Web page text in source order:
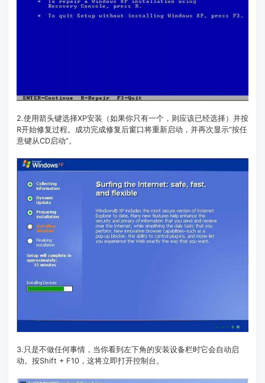
2.使用箭头键选择XP安装（如果你只有一个，则应该已经选择）并按
R开始修复过程。成功完成修复后窗口将重新启动，并再次显示“按任
意键从CD启动”。
3.只是不做任何事情，当你看到左下角的安装设备栏时它会自动启
动。按Shift + F10，这将立即打开控制台。